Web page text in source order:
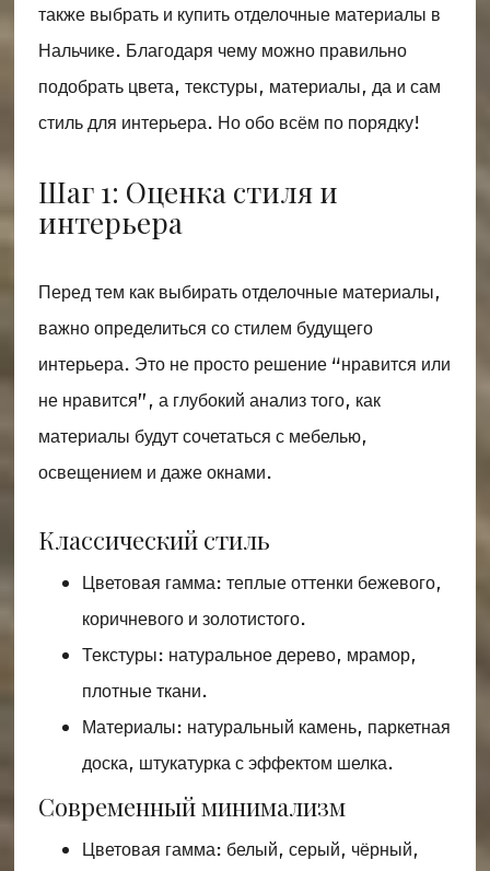
также выбрать и купить отделочные материалы в
Нальчике. Благодаря чему можно правильно
подобрать цвета, текстуры, материалы, да и сам
стиль для интерьера. Но обо всём по порядку!
Шаг 1: Оценка стиля и
интерьера
Перед тем как выбирать отделочные материалы,
важно определиться со стилем будущего
интерьера. Это не просто решение “нравится или
не нравится”, а глубокий анализ того, как
материалы будут сочетаться с мебелью,
освещением и даже окнами.
Классический стиль
Цветовая гамма: теплые оттенки бежевого,
коричневого и золотистого.
Текстуры: натуральное дерево, мрамор,
плотные ткани.
Материалы: натуральный камень, паркетная
доска, штукатурка с эффектом шелка.
Современный минимализм
Цветовая гамма: белый, серый, чёрный,